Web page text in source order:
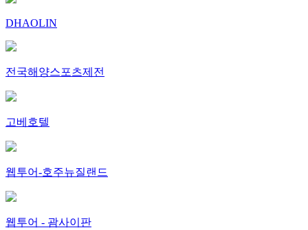
DHAOLIN
전국해양스포츠제전
고베호텔
웹투어-호주뉴질랜드
웹투어 - 괌사이판